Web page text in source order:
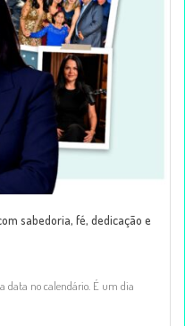
sabedoria, fé, dedicação e
data no calendário. É um dia